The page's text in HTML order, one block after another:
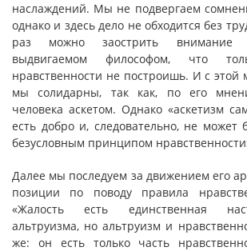
наслаждений. Мы не подвергаем
однако и здесь дело не обходится без
раз можно заострить внимание
выдвигаемом философом, что
нравственности не построишь. И с
мы солидарны, так как, по его
человека аскетом. Однако «аскетизм
есть добро и, следовательно, не
безусловным принципом
Далее мы последуем за движением его
позиции по поводу правила
«Жалость есть единственная
альтруизма, но альтруизм и
же: он есть только часть